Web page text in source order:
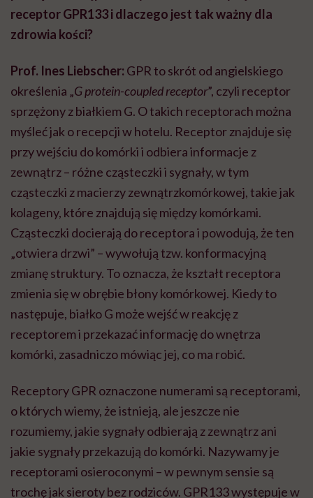
receptor GPR133 i dlaczego jest tak ważny dla
zdrowia kości?
Prof. Ines Liebscher: GPR to skrót od angielskiego
określenia „G protein-coupled receptor”, czyli receptor
sprzężony z białkiem G. O takich receptorach można
myśleć jak o recepcji w hotelu. Receptor znajduje się
przy wejściu do komórki i odbiera informacje z
zewnątrz – różne cząsteczki i sygnały, w tym
cząsteczki z macierzy zewnątrzkomórkowej, takie jak
kolageny, które znajdują się między komórkami.
Cząsteczki docierają do receptora i powodują, że ten
„otwiera drzwi” – wywołują tzw. konformacyjną
zmianę struktury. To oznacza, że kształt receptora
zmienia się w obrębie błony komórkowej. Kiedy to
następuje, białko G może wejść w reakcję z
receptorem i przekazać informację do wnętrza
komórki, zasadniczo mówiąc jej, co ma robić.
Receptory GPR oznaczone numerami są receptorami,
o których wiemy, że istnieją, ale jeszcze nie
rozumiemy, jakie sygnały odbierają z zewnątrz ani
jakie sygnały przekazują do komórki. Nazywamy je
receptorami osieroconymi – w pewnym sensie są
trochę jak sieroty bez rodziców. GPR133 występuje w